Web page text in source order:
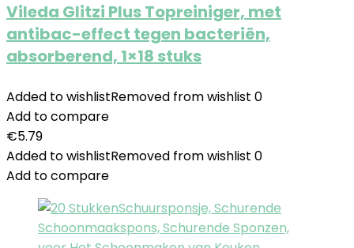
Vileda Glitzi Plus Topreiniger, met
antibac-effect tegen bacteriën,
absorberend, 1×18 stuks
Added to wishlistRemoved from wishlist 0
Add to compare
€5.79
Added to wishlistRemoved from wishlist 0
Add to compare